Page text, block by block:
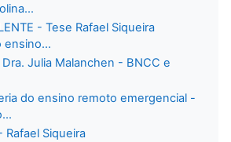
- Tese Rafael Siqueira
ensino...
Dra. Julia Malanchen - BNCC e
do ensino remoto emergencial -
Rafael Siqueira